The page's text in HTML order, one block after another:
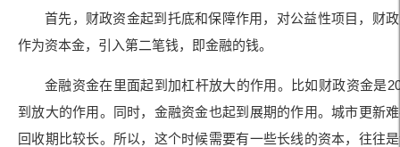
首先，财政资金起到托底和保障作用，对公益性项目，财
作为资本金，引入第二笔钱，即金融的钱。
金融资金在里面起到加杠杆放大的作用。比如财政资金是
到放大的作用。同时，金融资金也起到展期的作用。城市更新
回收期比较长。所以，这个时候需要有一些长线的资本，往往